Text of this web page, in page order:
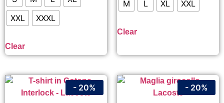
XXL
XXXL
Clear
M L XL XXL
Clear
- 20% - 20%